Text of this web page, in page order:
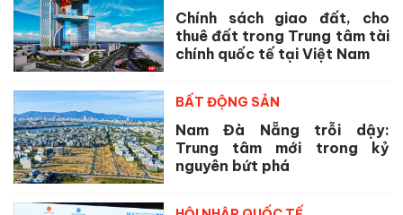
Chính sách giao đất, cho
thuê đất trong Trung tâm tài
chính quốc tế tại Việt Nam
BẤT ĐỘNG SẢN
Nam Đà Nẵng trỗi dậy:
Trung tâm mới trong kỷ
nguyên bứt phá